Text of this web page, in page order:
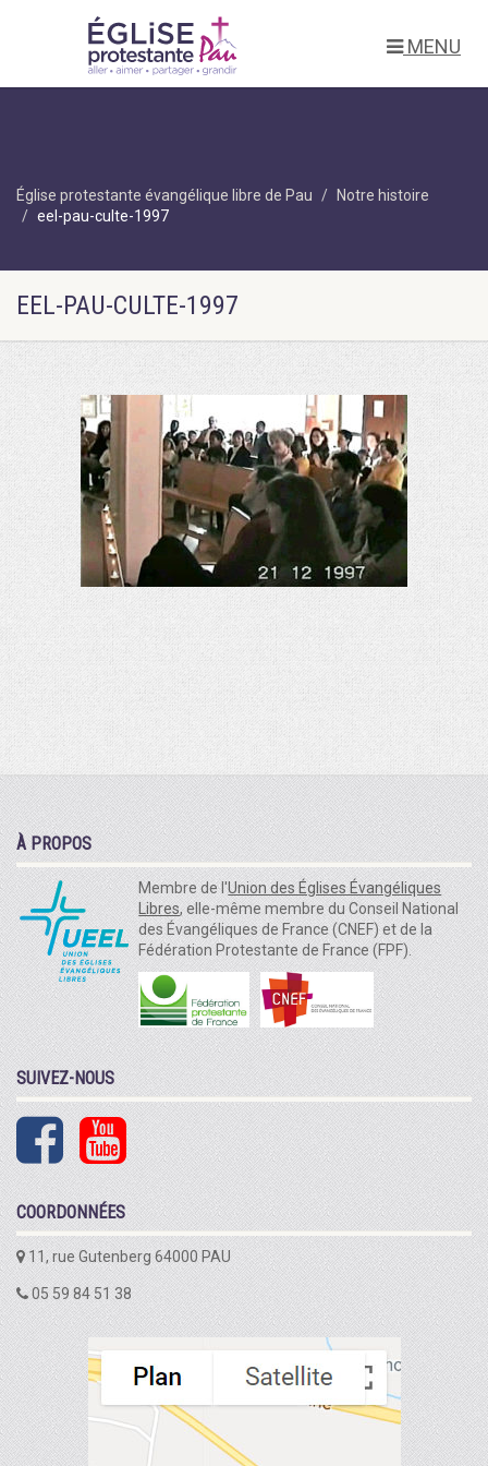
MENU
Église protestante évangélique libre de Pau
Notre histoire
eel-pau-culte-1997
EEL-PAU-CULTE-1997
À PROPOS
Membre de l'Union des Églises Évangéliques
Libres, elle-même membre du Conseil National
des Évangéliques de France (CNEF) et de la
Fédération Protestante de France (FPF).
SUIVEZ-NOUS
COORDONNÉES
11, rue Gutenberg 64000 PAU
05 59 84 51 38